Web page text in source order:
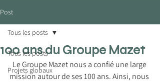
Post
Tous les posts
Projets globaux
Tous les posts
100 ans du Groupe Mazet
Le Groupe Mazet nous a confié une large
mission autour de ses 100 ans. Ainsi, nous